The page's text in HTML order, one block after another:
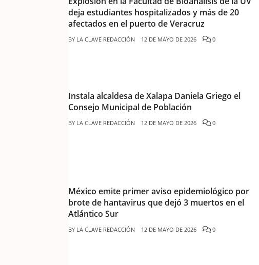
deja estudiantes hospitalizados y más de 20
afectados en el puerto de Veracruz
BY LA CLAVE REDACCIÓN 12 DE MAYO DE 2026 0
Instala alcaldesa de Xalapa Daniela Griego el
Consejo Municipal de Población
BY LA CLAVE REDACCIÓN 12 DE MAYO DE 2026 0
México emite primer aviso epidemiológico por
brote de hantavirus que dejó 3 muertos en el
Atlántico Sur
BY LA CLAVE REDACCIÓN 12 DE MAYO DE 2026 0